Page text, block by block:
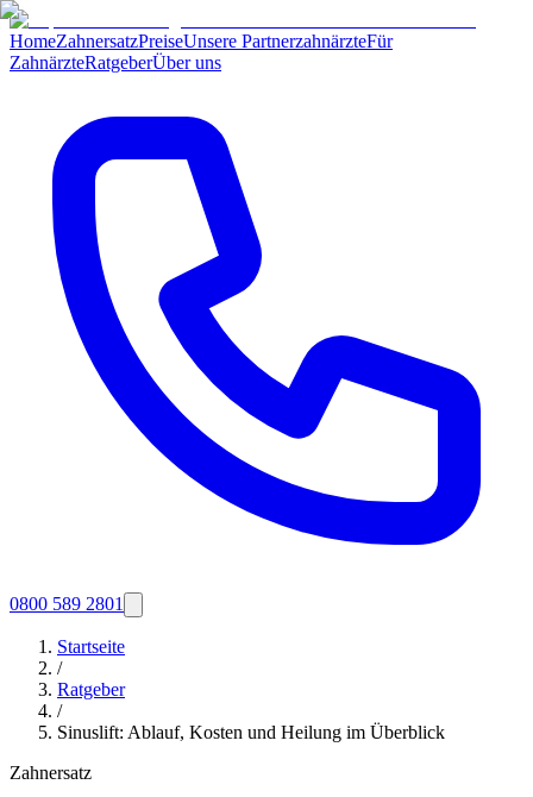
HomeZahnersatzPreiseUnsere PartnerzahnärzteFür
ZahnärzteRatgeberÜber uns
0800 589 2801
Startseite
/
Ratgeber
/
Sinuslift: Ablauf, Kosten und Heilung im Überblick
Zahnersatz